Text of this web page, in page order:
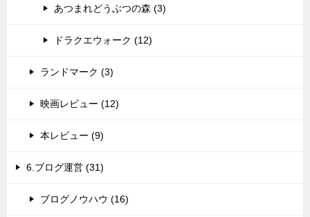
あつまれどうぶつの森 (3)
ドラクエウォーク (12)
ランドマーク (3)
映画レビュー (12)
本レビュー (9)
6.ブログ運営 (31)
ブログノウハウ (16)